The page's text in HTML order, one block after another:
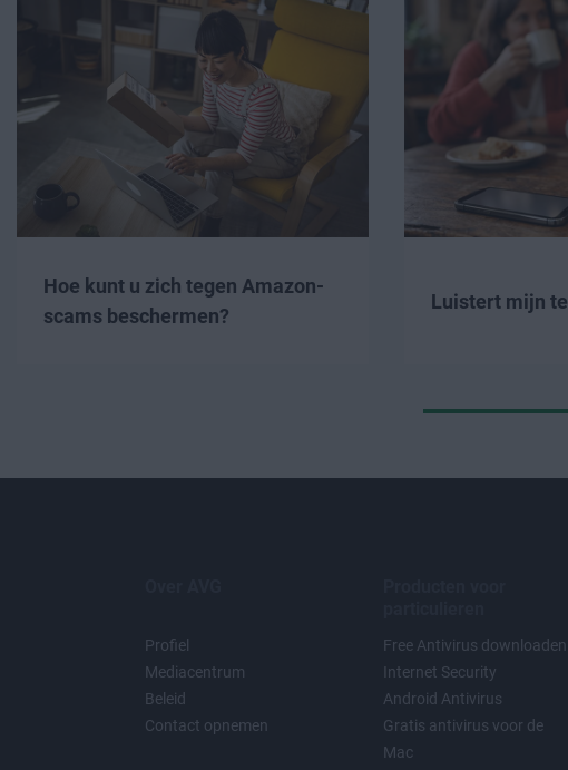
Hoe kunt u zich tegen Amazon-
scams beschermen?
Luistert mijn
Profiel
Mediacentrum
Beleid
Contact opnemen
Free Antivirus downloaden
Internet Security
Android Antivirus
Gratis antivirus voor de
Mac